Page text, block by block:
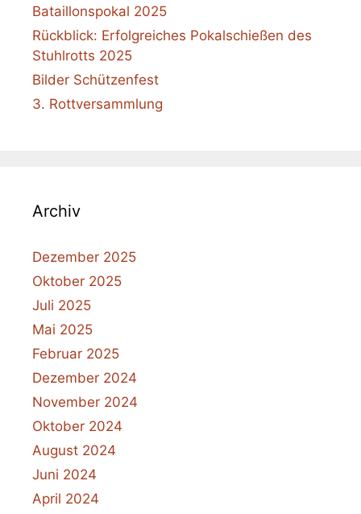
Bataillonspokal 2025
Rückblick: Erfolgreiches Pokalschießen des
Stuhlrotts 2025
Bilder Schützenfest
3. Rottversammlung
Archiv
Dezember 2025
Oktober 2025
Juli 2025
Mai 2025
Februar 2025
Dezember 2024
November 2024
Oktober 2024
August 2024
Juni 2024
April 2024